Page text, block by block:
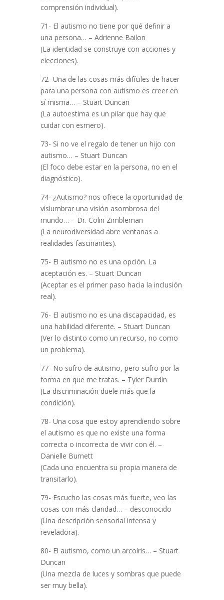
comprensión individual).
71- El autismo no tiene por qué definir a
una persona… – Adrienne Bailon
(La identidad se construye con acciones y
elecciones).
72- Una de las cosas más difíciles de hacer
para una persona con autismo es creer en
sí misma… – Stuart Duncan
(La autoestima es un pilar que hay que
cuidar con esmero).
73- Si no ve el regalo de tener un hijo con
autismo… – Stuart Duncan
(El foco debe estar en la persona, no en el
diagnóstico).
74- ¿Autismo? nos ofrece la oportunidad de
vislumbrar una visión asombrosa del
mundo… – Dr. Colin Zimbleman
(La neurodiversidad abre ventanas a
realidades fascinantes).
75- El autismo no es una opción. La
aceptación es. – Stuart Duncan
(Aceptar es el primer paso hacia la inclusión
real).
76- El autismo no es una discapacidad, es
una habilidad diferente. – Stuart Duncan
(Ver lo distinto como un recurso, no como
un problema).
77- No sufro de autismo, pero sufro por la
forma en que me tratas. – Tyler Durdin
(La discriminación duele más que la
condición).
78- Una cosa que estoy aprendiendo sobre
el autismo es que no existe una forma
correcta o incorrecta de vivir con él. –
Danielle Burnett
(Cada uno encuentra su propia manera de
transitarlo).
79- Escucho las cosas más fuerte, veo las
cosas con más claridad… – desconocido
(Una descripción sensorial intensa y
reveladora).
80- El autismo, como un arcoíris… – Stuart
Duncan
(Una mezcla de luces y sombras que puede
ser muy bella).